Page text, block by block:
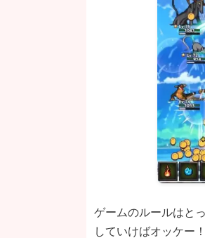
ゲームのルールはと
していけばオッケー！